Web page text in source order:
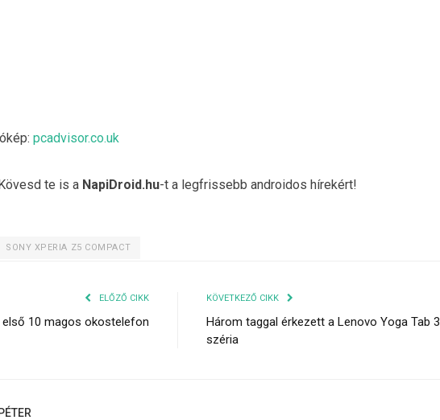
pcadvisor.co.uk
te is a NapiDroid.hu-t a legfrissebb androidos hírekért!
SONY XPERIA Z5 COMPACT
ELŐZŐ CIKK
első 10 magos okostelefon
KÖVETKEZŐ CIKK
Három taggal érkezett a Lenovo Yoga Tab 3
széria
PÉTER